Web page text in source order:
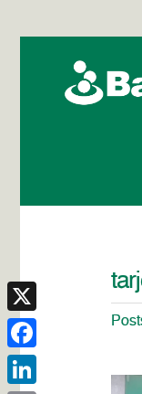
X
Facebook